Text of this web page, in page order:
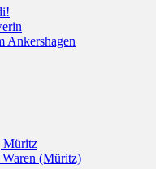
Ankershagen
Müritz
Waren (Müritz)